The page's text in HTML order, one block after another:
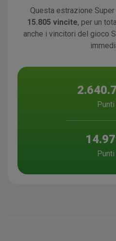
Questa estrazione
15.805 vincite, per un
anche i vincitori del gioco
Punti
Punti